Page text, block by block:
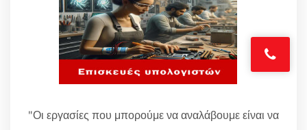
"Οι εργασίες που μπορούμε να αναλάβουμε είναι να